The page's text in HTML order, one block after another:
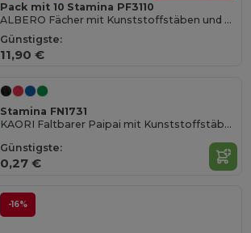
Pack mit 10 Stamina PF3110
ALBERO Fächer mit Kunststoffstäben und Polyestergewebe
Günstigste:
11,90 €
Stamina FN1731
KAORI Faltbarer Paipai mit Kunststoffstäben
Günstigste:
0,27 €
-16%